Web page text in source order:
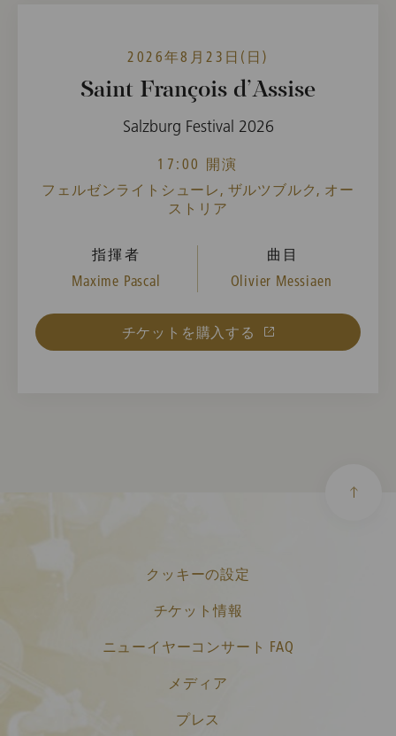
2026年8月23日(日)
Saint François d’Assise
Salzburg Festival 2026
17:00 開演
フェルゼンライトシューレ, ザルツブルク, オー
ストリア
指揮者
Maxime Pascal
曲目
Olivier Messiaen
チケットを購入する
クッキーの設定
チケット情報
ニューイヤーコンサート FAQ
メディア
プレス